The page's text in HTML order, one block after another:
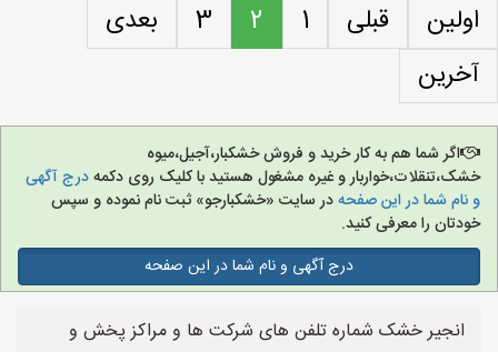
اولین قبلی 1
2
3
بعدی
آخرین
اگر شما هم به کار خرید و فروش خشکبار،آجیل،میوه
خشک،تنقلات،خواربار و غیره مشغول هستید با کلیک روی دکمهدرج آگهی
و نام شما در این صفحهدر سایت «خشکبارجو» ثبت نام نموده و سپس
خودتان را معرفی کنید.
درج آگهی و نام شما در این صفحه
انجیر خشک شماره تلفن های شرکت ها و مراکز پخش و